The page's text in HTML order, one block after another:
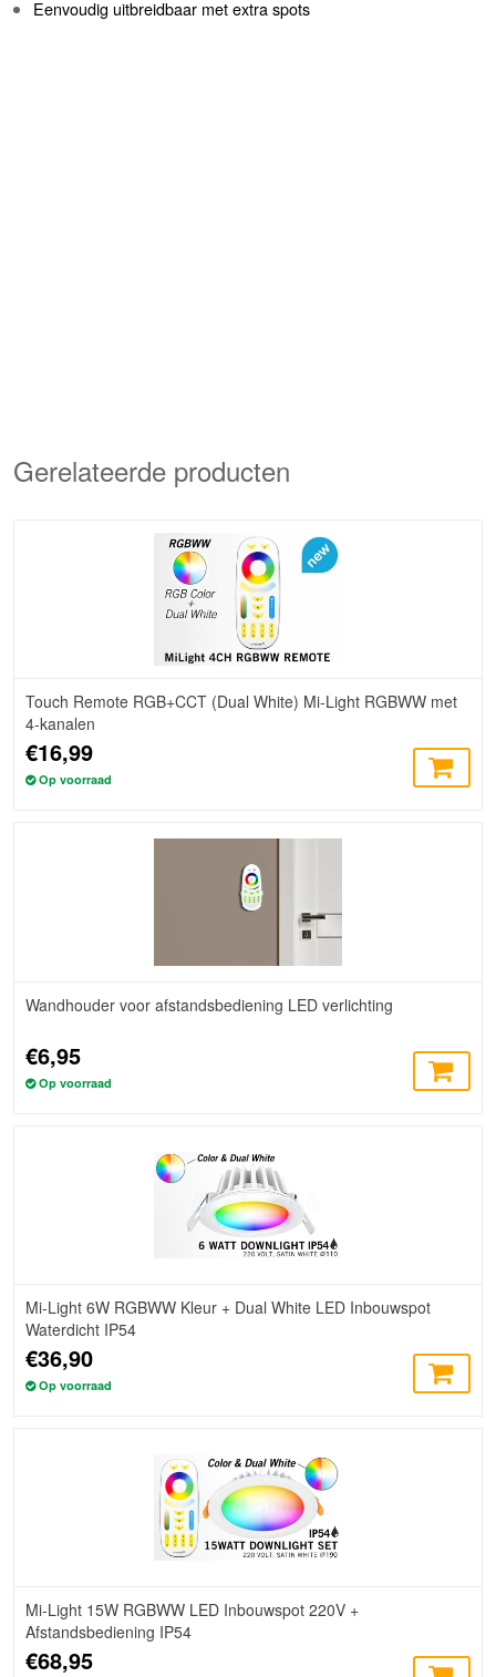
Eenvoudig uitbreidbaar met extra spots
Gerelateerde producten
Touch Remote RGB+CCT (Dual White) Mi-Light RGBWW met
4-kanalen
€16,99
Op voorraad
Wandhouder voor afstandsbediening LED verlichting
€6,95
Op voorraad
Mi-Light 6W RGBWW Kleur + Dual White LED Inbouwspot
Waterdicht IP54
€36,90
Op voorraad
Mi-Light 15W RGBWW LED Inbouwspot 220V +
Afstandsbediening IP54
€68,95